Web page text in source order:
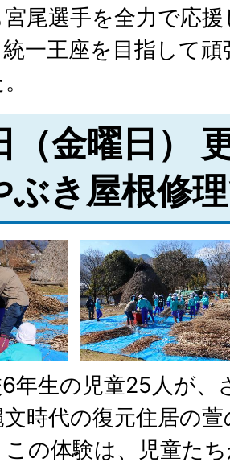
宮尾選手を全力で応
一王座を目指して
（金曜日）
ぶき屋根修
年生の児童25人が、
時代の復元住居の
この体験は、児童た